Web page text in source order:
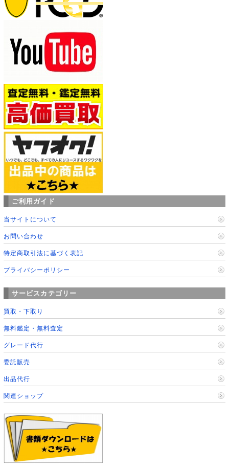
ご利用ガイド
当サイトについて
お問い合わせ
特定商取引法に基づく表記
プライバシーポリシー
サービスカテゴリー
買取・下取り
無料鑑定・無料査定
グレード代行
委託販売
出品代行
関連ショップ